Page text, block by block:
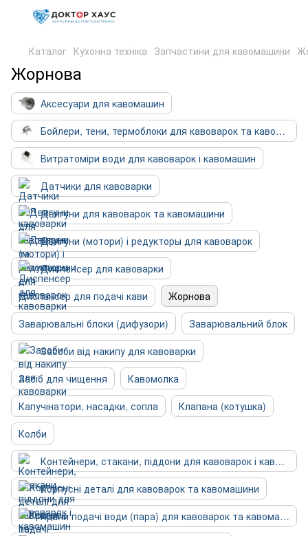
Каталог Кухонна техніка Запчастини для кавомашини
Жорнова
Аксесуари для кавомашин
Бойлери, тени, термоблоки для кавоварок та кавомашин
Витратоміри води для кавоварок і кавомашин
Датчики для кавоварки
Двигуни для кавоварок та кавомашини
Двигуни (мотори) і редукторы для кавоварок
Диспенсер для кавоварки
Диспансер для подачі кави
Жорнова
Заварювальні блоки (дифузори)
Заварювальний блок
Засоби від накипу для кавоварки
Засіб для чищення
Кавомолка
Капучінатори, насадки, сопла
Клапана (котушка)
Колби
Контейнери, стакани, піддони для кавоварок і кавомашин
Корпусні деталі для кавоварок та кавомашини
Крани подачі води (пара) для кавоварок та кавомашин